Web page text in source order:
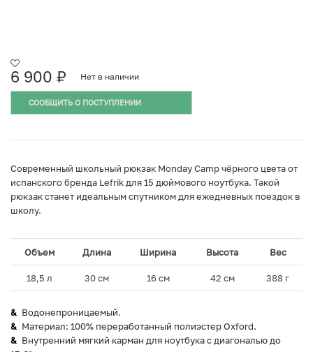
6 900 ₽ Нет в наличии
СООБЩИТЬ О ПОСТУПЛЕНИИ
Современный школьный рюкзак Monday Camp чёрного цвета от
испанского бренда Lefrik для 15 дюймового ноутбука. Такой
рюкзак станет идеальным спутником для ежедневных поездок в
школу.
Объем Длина Ширина Высота Вес
18,5 л 30 см 16 см 42 см 388 г
Водонепроницаемый.
Материал: 100% переработанный полиэстер Oxford.
Внутренний мягкий карман для ноутбука с диагональю до